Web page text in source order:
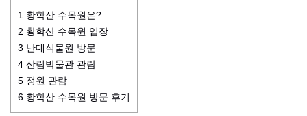
1 황학산 수목원은?
2 황학산 수목원 입장
3 난대식물원 방문
4 산림박물관 관람
5 정원 관람
6 황학산 수목원 방문 후기